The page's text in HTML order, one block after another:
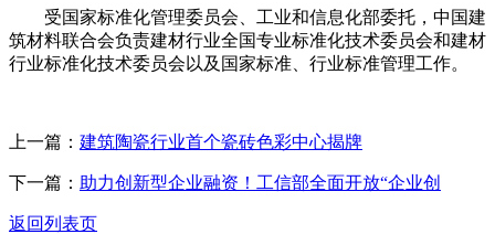
受国家标准化管理委员会、工业和信息化部委托，中国建
筑材料联合会负责建材行业全国专业标准化技术委员会和建材
行业标准化技术委员会以及国家标准、行业标准管理工作。
上一篇： 建筑陶瓷行业首个瓷砖色彩中心揭牌
下一篇： 助力创新型企业融资！工信部全面开放“企业创
返回列表页